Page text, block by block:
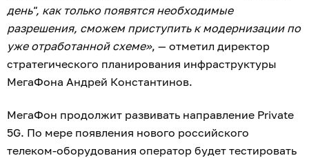
день", как только появятся необходимые
разрешения, сможем приступить к модернизации по
уже отработанной схеме», — отметил директор
стратегического планирования инфраструктуры
МегаФона Андрей Константинов.
МегаФон продолжит развивать направление Private
5G. По мере появления нового российского
телеком‑оборудования оператор будет тестировать